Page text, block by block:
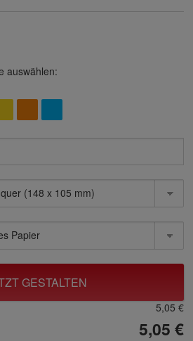
auswählen:
GESTALTEN
5,05 €
5,05 €